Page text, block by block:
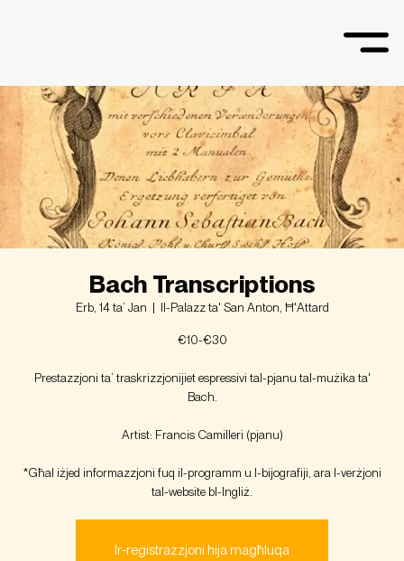
Bach Transcriptions
Erb, 14 ta’ Jan
  |
Il-Palazz ta' San Anton, Ħ'Attard
€10-€30
Prestazzjoni ta’ traskrizzjonijiet espressivi tal-pjanu tal-mużika ta'
Bach.
Artist: Francis Camilleri (pjanu)
*Għal iżjed informazzjoni fuq il-programm u l-bijografiji, ara l-verżjoni
tal-website bl-Ingliż.
Ir-reġistrazzjoni hija magħluqa